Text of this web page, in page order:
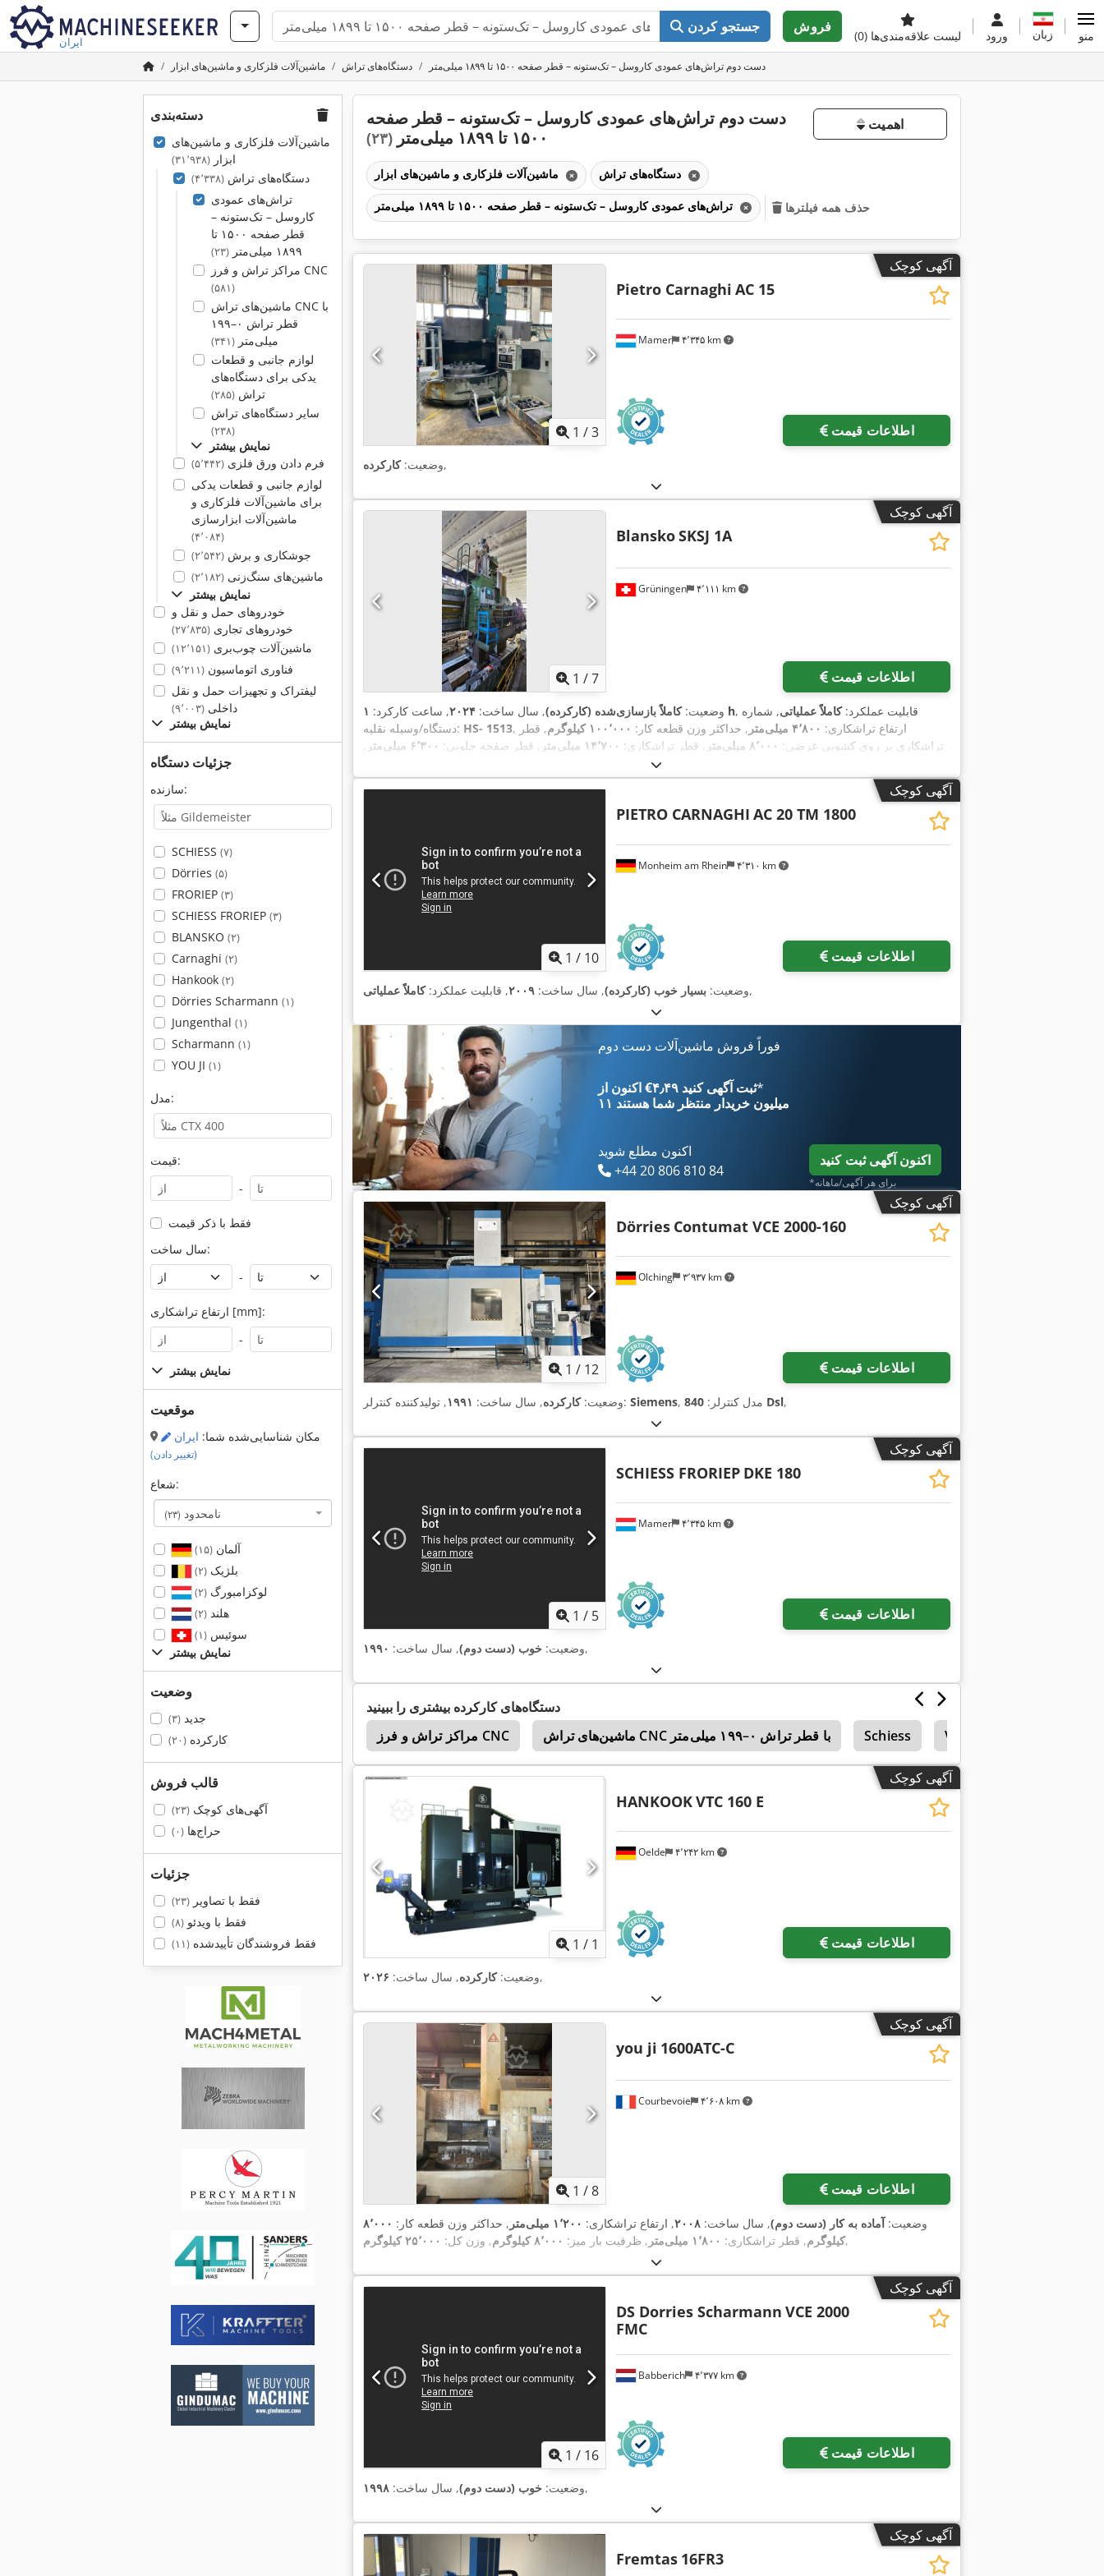
ایران
جستجو کردن فروش
لیست علاقه‌مندی‌ها (0) ورود زبان منو
ماشین‌آلات فلزکاری و ماشین‌های ابزار دستگاه‌های تراش دست دوم تراش‌های عمودی کاروسل – تک‌ستونه – قطر صفحه ۱۵۰۰ تا ۱۸۹۹ میلی‌متر
دسته‌بندی
ماشین‌آلات فلزکاری و ماشین‌های
ابزار(۳۱٬۹۳۸)
دستگاه‌های تراش(۴٬۳۳۸)
تراش‌های عمودی
کاروسل – تک‌ستونه –
قطر صفحه ۱۵۰۰ تا
۱۸۹۹ میلی‌متر
(۲۳)
مراکز تراش و فرز CNC
(۵۸۱)
ماشین‌های تراش CNC با
قطر تراش ۰–۱۹۹
میلی‌متر(۳۴۱)
لوازم جانبی و قطعات
یدکی برای دستگاه‌های
تراش(۲۸۵)
سایر دستگاه‌های تراش
(۲۳۸)
نمایش بیشتر
فرم دادن ورق فلزی(۵٬۴۴۲)
لوازم جانبی و قطعات یدکی
برای ماشین‌آلات فلزکاری و
ماشین‌آلات ابزارسازی
(۴٬۰۸۴)
جوشکاری و برش(۲٬۵۴۲)
ماشین‌های سنگ‌زنی(۲٬۱۸۲)
نمایش بیشتر
خودروهای حمل و نقل و
خودروهای تجاری(۲۷٬۸۳۵)
ماشین‌آلات چوب‌بری(۱۲٬۱۵۱)
فناوری اتوماسیون(۹٬۲۱۱)
لیفتراک و تجهیزات حمل و نقل
داخلی(۹٬۰۰۳)
نمایش بیشتر
جزئیات دستگاه
سازنده:
SCHIESS (۷)
Dörries (۵)
FRORIEP (۳)
SCHIESS FRORIEP (۳)
BLANSKO (۲)
Carnaghi (۲)
Hankook (۲)
Dörries Scharmann (۱)
Jungenthal (۱)
Scharmann (۱)
YOU JI (۱)
مدل:
قیمت:
-
فقط با ذکر قیمت
سال ساخت:
-
ارتفاع تراشکاری [mm]:
-
نمایش بیشتر
موقعیت
مکان شناسایی‌شده شما: ایران
(تغییر دادن)
شعاع:
نامحدود (۲۳)
آلمان(۱۵)
بلژیک(۲)
لوکزامبورگ(۲)
هلند(۲)
سوئیس(۱)
نمایش بیشتر
وضعیت
جدید(۳)
کارکرده(۲۰)
قالب فروش
آگهی‌های کوچک(۲۳)
حراج‌ها(۰)
جزئیات
فقط با تصاویر(۲۳)
فقط با ویدئو(۸)
فقط فروشندگان تأییدشده(۱۱)
دست دوم تراش‌های عمودی کاروسل – تک‌ستونه – قطر صفحه
۱۵۰۰ تا ۱۸۹۹ میلی‌متر
(۲۳)
اهمیت
دستگاه‌های تراش
تراش‌های عمودی کاروسل – تک‌ستونه – قطر صفحه ۱۵۰۰ تا ۱۸۹۹ میلی‌متر حذف همه فیلترها
آگهی کوچک
1 /3
Mamer ۴٬۳۴۵ km
Pietro Carnaghi AC 15
اطلاعات قیمت
وضعیت:کارکرده ,
آگهی کوچک
1 /7
Grüningen ۴٬۱۱۱ km
BlanskoSKSJ 1A
اطلاعات قیمت
وضعیت:کاملاً بازسازی‌شده (کارکرده), سال ساخت: ۲۰۲۴, ساعت کارکرد: ۱ h , قابلیت عملکرد:کاملاً عملیاتی, شماره
دستگاه/وسیله نقلیه: HS- 1513 , ارتفاع تراشکاری: ۴٬۸۰۰ میلی‌متر , حداکثر وزن قطعه کار: ۱۰۰٬۰۰۰ کیلوگرم
, قطر
تراشکاری بر روی کشویی عرضی: ۸٬۰۰۰ میلی‌متر , قطر تراشکاری: ۱۴٬۷۰۰ میلی‌متر , قطر صفحه جلویی: ۶٬۳۰۰ میلی‌متر
,
, سال آخرین تعمیرات اساسی:
آگهی کوچک
1 / 10
Monheim am Rhein ۴٬۳۱۰ km
PIETRO CARNAGHI AC 20 TM 1800
اطلاعات قیمت
وضعیت: بسیار خوب (کارکرده), سال ساخت: ۲۰۰۹, قابلیت عملکرد:کاملاً عملیاتی ,
فوراً فروش ماشین‌آلات دست دوم
اکنون از ‎€۴٫۴۹ ثبت آگهی کنید*
۱۱ میلیون خریدار منتظر شما هستند
اکنون مطلع شوید
+44 20 806 810 84
اکنون آگهی ثبت کنید
*برای هر آگهی/ماهانه
آگهی کوچک
1 / 12
Olching ۳٬۹۳۷ km
Dörries Contumat VCE 2000-160
اطلاعات قیمت
وضعیت:کارکرده, سال ساخت: ۱۹۹۱ , تولیدکننده کنترلر: Siemens , مدل کنترلر: 840 Dsl,
آگهی کوچک
1 / 5
Mamer ۴٬۳۴۵ km
SCHIESS FRORIEP DKE 180
اطلاعات قیمت
وضعیت: خوب (دست دوم), سال ساخت: ۱۹۹۰ ,
دستگاه‌های کارکرده بیشتری را ببینید
مراکز تراش و فرز CNC
ماشین‌های تراش CNC با قطر تراش ۰–۱۹۹ میلی‌متر Schiess Vce
Hilti Dd 160 E
آگهی کوچک
1 / 1
Oelde ۴٬۲۴۲ km
HANKOOKVTC 160 E
اطلاعات قیمت
وضعیت:کارکرده, سال ساخت: ۲۰۲۶ ,
آگهی کوچک
1 /8
Courbevoie ۴٬۶۰۸ km
you ji 1600ATC-C
اطلاعات قیمت
وضعیت: آماده به کار (دست دوم), سال ساخت: ۲۰۰۸, ارتفاع تراشکاری: ۱٬۲۰۰ میلی‌متر , حداکثر وزن قطعه کار: ۸٬۰۰۰
کیلوگرم, قطر تراشکاری: ۱٬۸۰۰ میلی‌متر , ظرفیت بار میز: ۸٬۰۰۰ کیلوگرم , وزن کل: ۲۵٬۰۰۰ کیلوگرم ,
آگهی کوچک
1 / 16
Babberich ۴٬۳۷۷ km
DS Dorries Scharmann VCE 2000
FMC
اطلاعات قیمت
وضعیت: خوب (دست دوم), سال ساخت: ۱۹۹۸ ,
آگهی کوچک
Fremtas 16FR3